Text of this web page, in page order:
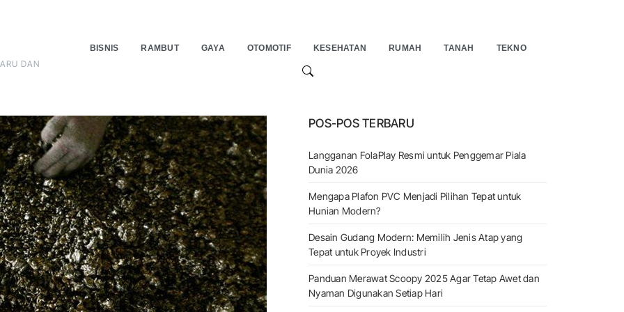
DAN
BISNIS RAMBUT GAYA OTOMOTIF KESEHATAN RUMAH TANAH TEKNO
SEARCH
POS-POS TERBARU
Langganan FolaPlay Resmi untuk Penggemar Piala
Dunia 2026
Mengapa Plafon PVC Menjadi Pilihan Tepat untuk
Hunian Modern?
Desain Gudang Modern: Memilih Jenis Atap yang
Tepat untuk Proyek Industri
Panduan Merawat Scoopy 2025 Agar Tetap Awet dan
Nyaman Digunakan Setiap Hari